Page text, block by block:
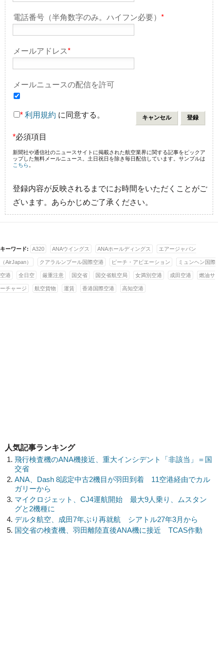
電話番号（半角数字のみ。ハイフン必要） *
メールアドレス*
メールニュースの配信を許可
* 利用規約 に同意する。
*必須項目
新聞社や通信社のニュースサイトに掲載された航空業界に関する記事をピックア
ップした無料メールニュース。土日祝日を除き毎日配信しています。サンプルは
こちら
登録内容が反映されるまでにお時間をいただくことがご
ざいます。あらかじめご了承ください。
キーワード: A320 ANAウイングス ANAホールディングス エアージャパン
（AirJapan） クアラルンプール国際空港 ピーチ・アビエーション ミュンヘン国際
空港 全日空 厳重注意 国交省 国交省航空局 女満別空港 成田空港 燃油サ
ーチャージ 航空貨物 運賃 香港国際空港 高知空港
人気記事ランキング
飛行検査機のANA機接近、重大インシデント「非該当」＝国
交省
ANA、Dash 8認定中古2機目が羽田到着 11空港経由でカル
ガリーから
マイクロジェット、CJ4運航開始 最大9人乗り、ムスタン
グと2機種に
デルタ航空、成田7年ぶり再就航 シアトル27年3月から
国交省の検査機、羽田離陸直後ANA機に接近 TCAS作動